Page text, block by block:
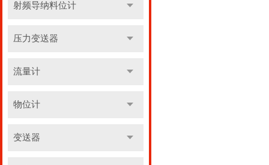
射频导纳料位计
压力变送器
流量计
物位计
变送器